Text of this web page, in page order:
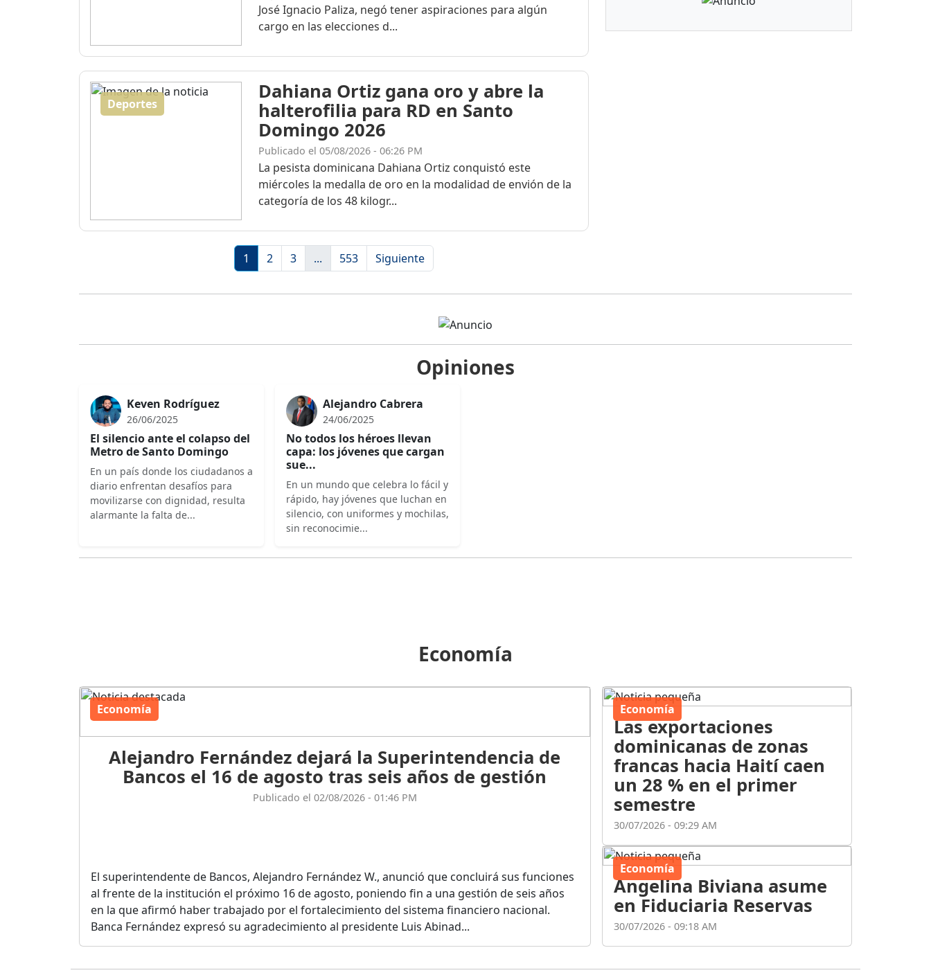
José Ignacio Paliza, negó tener aspiraciones para algún
cargo en las elecciones d...
Deportes
Dahiana Ortiz gana oro y abre la
halterofilia para RD en Santo
Domingo 2026
Publicado el 05/08/2026 - 06:26 PM
La pesista dominicana Dahiana Ortiz conquistó este
miércoles la medalla de oro en la modalidad de envión de la
categoría de los 48 kilogr...
1 2 3 ... 553 Siguiente
Opiniones
Keven Rodríguez
26/06/2025
El silencio ante el colapso del
Metro de Santo Domingo
En un país donde los ciudadanos a
diario enfrentan desafíos para
movilizarse con dignidad, resulta
alarmante la falta de...
Alejandro Cabrera
24/06/2025
No todos los héroes llevan
capa: los jóvenes que cargan
sue...
En un mundo que celebra lo fácil y
rápido, hay jóvenes que luchan en
silencio, con uniformes y mochilas,
sin reconocimie...
Economía
Economía
Alejandro Fernández dejará la Superintendencia de
Bancos el 16 de agosto tras seis años de gestión
Publicado el 02/08/2026 - 01:46 PM
El superintendente de Bancos, Alejandro Fernández W., anunció que concluirá sus funciones
al frente de la institución el próximo 16 de agosto, poniendo fin a una gestión de seis años
en la que afirmó haber trabajado por el fortalecimiento del sistema financiero nacional.
Banca Fernández expresó su agradecimiento al presidente Luis Abinad...
Economía
Las exportaciones
dominicanas de zonas
francas hacia Haití caen
un 28 % en el primer
semestre
30/07/2026 - 09:29 AM
Economía
Angelina Biviana asume
en Fiduciaria Reservas
30/07/2026 - 09:18 AM